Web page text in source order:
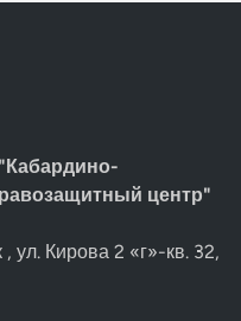
центр"
ул. Кирова 2 «г»-кв. 32,